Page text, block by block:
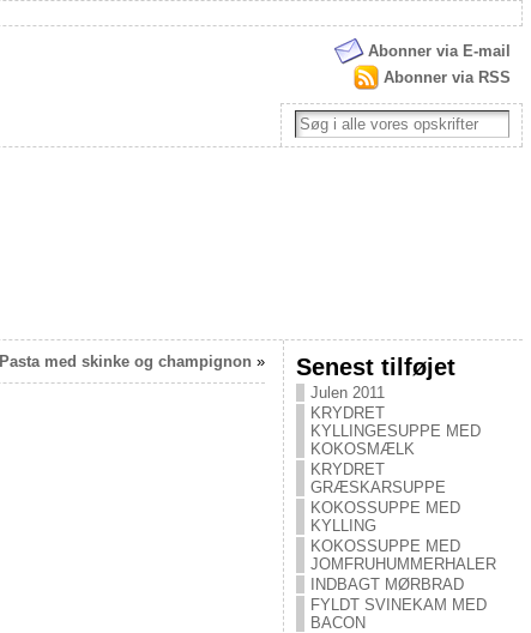
Abonner via E-mail
Abonner via RSS
Pasta med skinke og champignon » Senest tilføjet
Julen 2011
KRYDRET
KYLLINGESUPPE MED
KOKOSMÆLK
KRYDRET
GRÆSKARSUPPE
KOKOSSUPPE MED
KYLLING
KOKOSSUPPE MED
JOMFRUHUMMERHALER
INDBAGT MØRBRAD
FYLDT SVINEKAM MED
BACON